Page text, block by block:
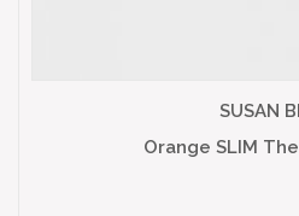
SUSAN
Orange SLIM